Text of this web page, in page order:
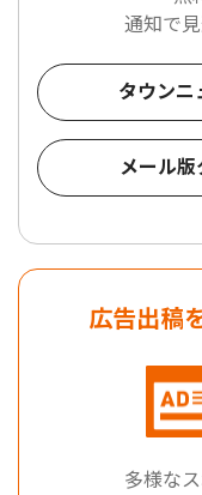
通知で
タウンニ
メール
広告出稿
多様な